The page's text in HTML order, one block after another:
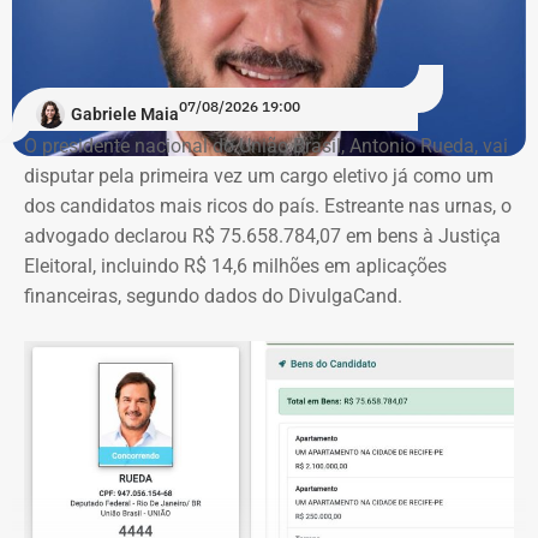
Gabriele Maia07/08/2026 19:00
O presidente nacional do União Brasil, Antonio Rueda, vai
disputar pela primeira vez um cargo eletivo já como um
dos candidatos mais ricos do país. Estreante nas urnas, o
advogado declarou R$ 75.658.784,07 em bens à Justiça
Eleitoral, incluindo R$ 14,6 milhões em aplicações
financeiras, segundo dados do DivulgaCand.